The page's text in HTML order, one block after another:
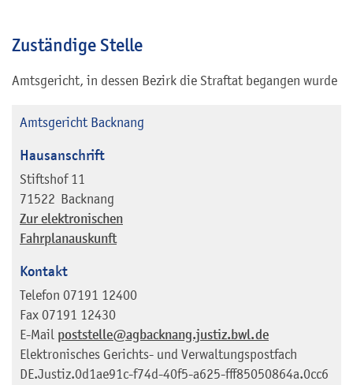
Zuständige Stelle
Amtsgericht, in dessen Bezirk die Straftat begangen wurde
Amtsgericht Backnang
Hausanschrift
Stiftshof 11
71522 Backnang
Zur elektronischen
Fahrplanauskunft
Kontakt
Telefon 07191 12400
Fax 07191 12430
E-Mail poststelle@agbacknang.justiz.bwl.de
Elektronisches Gerichts- und Verwaltungspostfach
DE.Justiz.0d1ae91c-f74d-40f5-a625-fff85050864a.0cc6